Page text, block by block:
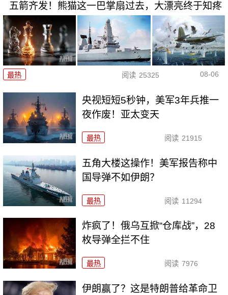
五箭齐发！熊猫这一巴掌扇过去，大漂亮终于知疼
最热 阅读 25325 08-06
央视短短5秒钟，美军3年兵推一
夜作废！亚太变天
最热 阅读 21915
五角大楼这操作！美军报告称中
国导弹不如伊朗？
最热 阅读 11294
炸疯了！俄乌互掀“仓库战”，28
枚导弹全拦不住
最热 阅读 7976
伊朗赢了？这是特朗普给革命卫